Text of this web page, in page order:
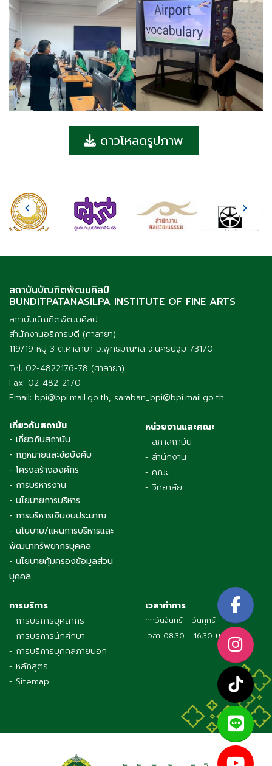
ดาวโหลดรูปภาพ
สถาบันบัณฑิตพัฒนศิลป์
BUNDITPATANASILPA INSTITUTE OF FINE ARTS
สถาบันบัณฑิตพัฒนศิลป์
สำนักงานอธิการบดี (ศาลายา)
119/19 หมู่ 3 ต.ศาลายา อ.พุทธมณฑล จ.นครปฐม 73170
Tel: 02-4822176-78 (ศาลายา)
Fax: 02-482-2170
Email: bpi@bpi.mail.go.th, saraban_bpi@bpi.mail.go.th
เกี่ยวกับสถาบัน
- เกี่ยวกับสถาบัน
- กฎหมายและข้อบังคับ
- โครงสร้างองค์กร
- การบริหารงาน
- นโยบายการบริหาร
- การบริหารเงินงบประมาณ
- นโยบาย/แผนการบริหารและ
พัฒนาทรัพยากรบุคคล
- นโยบายคุ้มครองข้อมูลส่วน
บุคคล
หน่วยงานและคณะ
- สภาสถาบัน
- สำนักงาน
- คณะ
- วิทยาลัย
การบริการ
- การบริการบุคลากร
- การบริการนักศึกษา
- การบริการบุคคลภายนอก
- หลักสูตร
- Sitemap
เวลาทำการ
ทุกวันจันทร์ - วันศุกร์
เวลา 08:30 - 16:30 น.